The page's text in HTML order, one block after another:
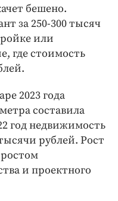
бешено.
за 250-300 тысяч
или
где стоимость
2023 года
составила
год недвижимость
рублей. Рост
и проектного